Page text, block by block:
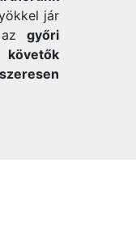
jár
győri
követők